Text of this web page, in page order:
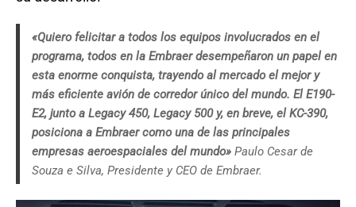
«Quiero felicitar a todos los equipos involucrados en el
programa, todos en la Embraer desempeñaron un papel en
esta enorme conquista, trayendo al mercado el mejor y
más eficiente avión de corredor único del mundo. El E190-
E2, junto a Legacy 450, Legacy 500 y, en breve, el KC-390,
posiciona a Embraer como una de las principales
empresas aeroespaciales del mundo» Paulo Cesar de
Souza e Silva, Presidente y CEO de Embraer.